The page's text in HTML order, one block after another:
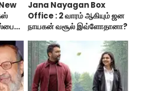
Jana Nayagan Box
Office : 2 வாரம் ஆகியும் ஜன
நாயகன் வசூல் இவ்ளோதானா?